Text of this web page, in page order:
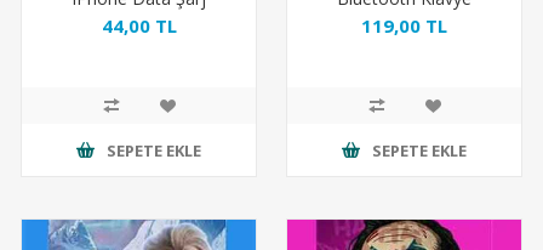
Kablosu Kırmızı
44,00 TL
SEPETE EKLE
119,00 TL
SEPETE EKLE